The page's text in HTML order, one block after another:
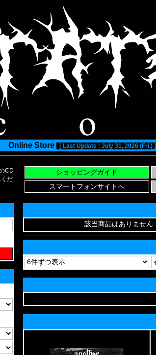
Online Store [ Last Update : July 31, 2026 (Fri.) ]
CD
だ
該当商品はありません